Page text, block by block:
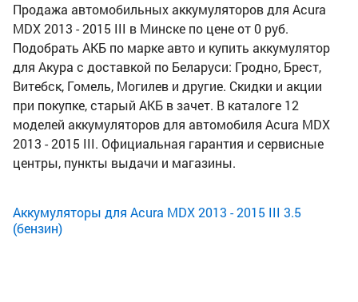
Продажа автомобильных аккумуляторов для Acura
MDX 2013 - 2015 III в Минске по цене от 0 руб.
Подобрать АКБ по марке авто и купить аккумулятор
для Акура с доставкой по Беларуси: Гродно, Брест,
Витебск, Гомель, Могилев и другие. Скидки и акции
при покупке, старый АКБ в зачет. В каталоге 12
моделей аккумуляторов для автомобиля Acura MDX
2013 - 2015 III. Официальная гарантия и сервисные
центры, пункты выдачи и магазины.
Аккумуляторы для Acura MDX 2013 - 2015 III 3.5
(бензин)